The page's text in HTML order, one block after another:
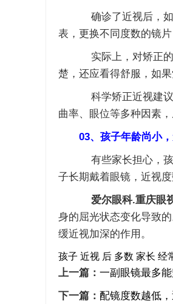
确诊了近视后，如何
表，更换不同度数的镜片
实际上，对矫正的要
楚，还应看得舒服，如
科学矫正近视建议选
曲率、眼位等多种因素
03、孩子年龄尚小，
有些家长担心，孩子
子长期戴着眼镜，近视
爱尔眼科.重庆眼
身的屈光状态变化导致
缓近视加深的作用。
孩子 近视 后 多数 家长 经
上一篇： 一副眼镜最多
下一篇： 配镜度数越低